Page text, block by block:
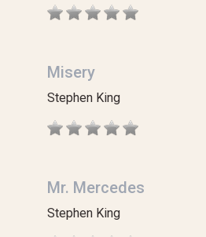
Misery
Stephen King
Mr. Mercedes
Stephen King